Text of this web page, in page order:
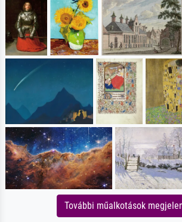
További műalkotások